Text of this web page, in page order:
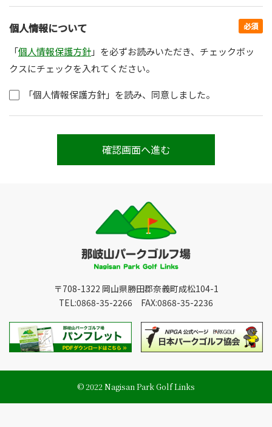
個人情報について 必須
「個人情報保護方針」を必ずお読みいただき、チェックボッ
クスにチェックを入れてください。
「個人情報保護方針」を読み、同意しました。
〒708-1322 岡山県勝田郡奈義町成松104-1
TEL:0868-35-2266 FAX:0868-35-2236
© 2022 Nagisan Park Golf Links